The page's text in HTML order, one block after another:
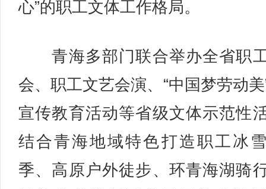
心”的职工文体工作格局。
青海多部门联合举办全省职
会、职工文艺会演、“中国梦劳动
宣传教育活动等省级文体示范性
结合青海地域特色打造职工冰
季、高原户外徒步、环青海湖骑